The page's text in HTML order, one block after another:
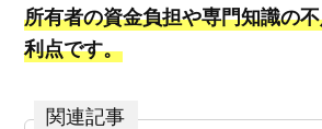
所有者の資金負担や専門知識の
利点です。